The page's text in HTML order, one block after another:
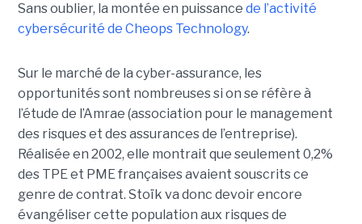
Sans oublier, la montée en puissance de l’activité
cybersécurité de Cheops Technology.
Sur le marché de la cyber-assurance, les
opportunités sont nombreuses si on se réfère à
l’étude de l’Amrae (association pour le management
des risques et des assurances de l’entreprise).
Réalisée en 2002, elle montrait que seulement 0,2%
des TPE et PME françaises avaient souscrits ce
genre de contrat. Stoïk va donc devoir encore
évangéliser cette population aux risques de